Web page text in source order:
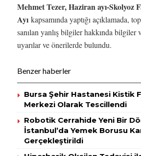
Mehmet Tezer, Haziran ayı-Skolyoz
Ayı kapsamında yaptığı açıklamada,
sanılan yanlış bilgiler hakkında bilgiler
uyarılar ve önerilerde bulundu.
Benzer haberler
Bursa Şehir Hastanesi Kistik
Merkezi Olarak Tescillendi
Robotik Cerrahide Yeni Bir
İstanbul’da Yemek Borusu
Gerçekleştirildi